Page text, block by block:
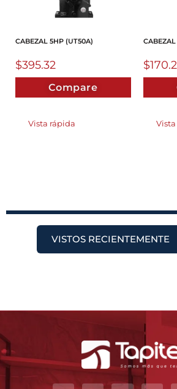
CABEZAL 5HP (UT50A)
$395.32
Compare
Vista rápida
$
VISTOS RECIENTEMENTE